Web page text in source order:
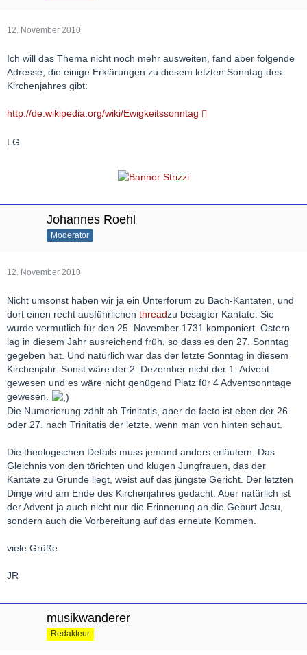
12. November 2010
Ich will das Thema nicht noch mehr ausweiten, fand aber folgende
Adresse, die einige Erklärungen zu diesem letzten Sonntag des
Kirchenjahres gibt:
http://de.wikipedia.org/wiki/Ewigkeitssonntag
LG
Johannes Roehl
Moderator
12. November 2010
Nicht umsonst haben wir ja ein Unterforum zu Bach-Kantaten, und
dort einen recht ausführlichen threadzu besagter Kantate: Sie
wurde vermutlich für den 25. November 1731 komponiert. Ostern
lag in diesem Jahr ausreichend früh, so dass es den 27. Sonntag
gegeben hat. Und natürlich war das der letzte Sonntag in diesem
Kirchenjahr. Sonst wäre der 2. Dezember nicht der 1. Advent
gewesen und es wäre nicht genügend Platz für 4 Adventsonntage
gewesen.
Die Numerierung zählt ab Trinitatis, aber de facto ist eben der 26.
oder 27. nach Trinitatis der letzte, wenn man von hinten schaut.
Die theologischen Details muss jemand anders erläutern. Das
Gleichnis von den törichten und klugen Jungfrauen, das der
Kantate zu Grunde liegt, weist auf das jüngste Gericht. Der letzten
Dinge wird am Ende des Kirchenjahres gedacht. Aber natürlich ist
der Advent ja auch nicht nur die Erinnerung an die Geburt Jesu,
sondern auch die Vorbereitung auf das erneute Kommen.
viele Grüße
JR
musikwanderer
Redakteur